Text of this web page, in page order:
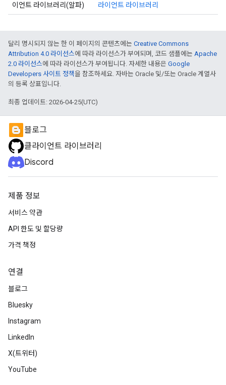
이언트 라이브러리(알파)
라이언트 라이브러리
달리 명시되지 않는 한 이 페이지의 콘텐츠에는 Creative Commons
Attribution 4.0 라이선스에 따라 라이선스가 부여되며, 코드 샘플에는 Apache
2.0 라이선스에 따라 라이선스가 부여됩니다. 자세한 내용은 Google
Developers 사이트 정책을 참조하세요. 자바는 Oracle 및/또는 Oracle 계열사
의 등록 상표입니다.
최종 업데이트: 2026-04-25(UTC)
블로그
클라이언트 라이브러리
Discord
제품 정보
서비스 약관
API 한도 및 할당량
가격 책정
연결
블로그
Bluesky
Instagram
LinkedIn
X(트위터)
YouTube